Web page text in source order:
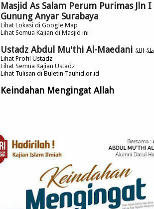
Masjid As Salam Perum Purimas Jln
Gunung Anyar Surabaya
Lihat Lokasi di Google Map
Lihat Semua Kajian di Masjid ini
Ustadz Abdul Mu'thi Al-Maedani اللهُ
Lihat Profil Ustadz
Lihat Semua Kajian Ustadz
Lihat Tulisan di Buletin Tauhid.or.id
Keindahan Mengingat Allah